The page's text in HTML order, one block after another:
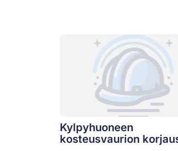
Kylpyhuoneen
kosteusvaurion